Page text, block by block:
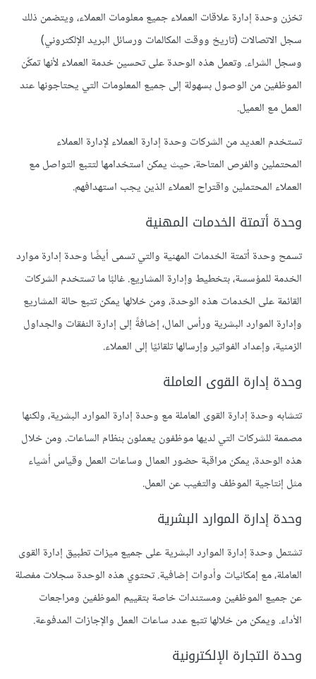
تخزن وحدة إدارة علاقات العملاء جميع معلومات العملاء، ويتضمن ذلك
سجل الاتصالات (تاريخ ووقت المكالمات ورسائل البريد الإلكتروني)
وسجل الشراء. وتعمل هذه الوحدة على تحسين خدمة العملاء لأنها تمكّن
الموظفين من الوصول بسهولة إلى جميع المعلومات التي يحتاجونها عند
العمل مع العميل.
تستخدم العديد من الشركات وحدة إدارة العملاء لإدارة العملاء
المحتملين والفرص المتاحة، حيث يمكن استخدامها لتتبع التواصل مع
العملاء المحتملين واقتراح العملاء الذين يجب استهدافهم.
وحدة أتمتة الخدمات المهنية
تسمح وحدة أتمتة الخدمات المهنية والتي تسمى أيضًا وحدة إدارة موارد
الخدمة للمؤسسة، بتخطيط وإدارة المشاريع. غالبًا ما تستخدم الشركات
القائمة على الخدمات هذه الوحدة، ومن خلالها يمكن تتبع حالة المشاريع
وإدارة الموارد البشرية ورأس المال، إضافةً إلى إدارة النفقات والجداول
الزمنية، وإعداد الفواتير وإرسالها تلقائيًا إلى العملاء.
وحدة إدارة القوى العاملة
تتشابه وحدة إدارة القوى العاملة مع وحدة إدارة الموارد البشرية، ولكنها
مصممة للشركات التي لديها موظفون يعملون بنظام الساعات. ومن خلال
هذه الوحدة، يمكن مراقبة حضور العمال وساعات العمل وقياس أشياء
مثل إنتاجية الموظف والتغيب عن العمل.
وحدة إدارة الموارد البشرية
تشتمل وحدة إدارة الموارد البشرية على جميع ميزات تطبيق إدارة القوى
العاملة، مع إمكانيات وأدوات إضافية. تحتوي هذه الوحدة سجلات مفصلة
عن جميع الموظفين ومستندات خاصة بتقييم الموظفين ومراجعات
الأداء. ويمكن من خلالها تتبع عدد ساعات العمل والإجازات المدفوعة.
وحدة التجارة الإلكترونية